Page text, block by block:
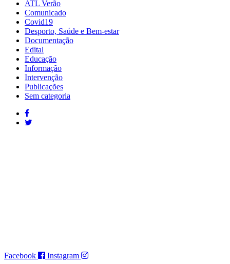
ATL Verão
Comunicado
Covid19
Desporto, Saúde e Bem-estar
Documentação
Edital
Educação
Informação
Intervenção
Publicações
Sem categoria
Facebook Instagram